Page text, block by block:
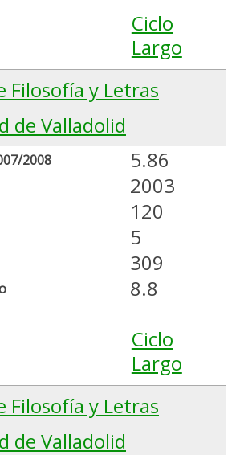
Ciclo
Largo
Filosofía y Letras
de Valladolid
2008
5.86
2003
120
5
309
8.8
Ciclo
Largo
Filosofía y Letras
de Valladolid